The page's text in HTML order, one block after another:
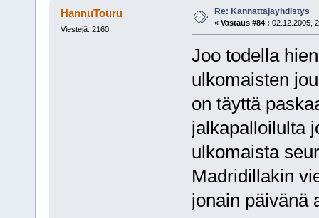
HannuTouru
Viestejä: 2160
Re: Kannattajayhdistys
« Vastaus #84 : 02.12.2005,
Joo todella
ulkomaisten
on täyttä
jalkapalloilulta
ulkomaista
Madridillakin
jonain päivänä